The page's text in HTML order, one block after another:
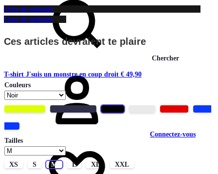
Chercher
Connectez-vous
Liste de souhaits
Liste de souhaits
Ces articles devraient te plaire
T-shirt J'suis un monstre en coup droit € 49,90
Couleurs
Tailles
XS S M L XL
XXL